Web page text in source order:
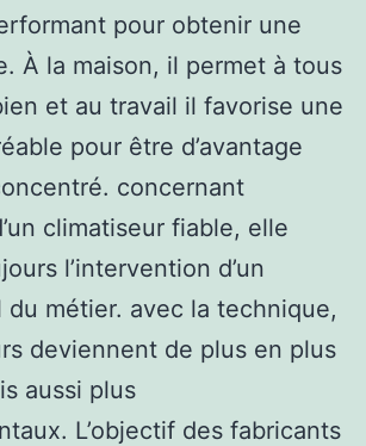
pour obtenir une
À la maison, il permet à tous
et au travail il favorise une
pour être d’avantage
concernant
climatiseur fiable, elle
l’intervention d’un
du métier. avec la technique,
deviennent de plus en plus
aussi plus
L’objectif des fabricants